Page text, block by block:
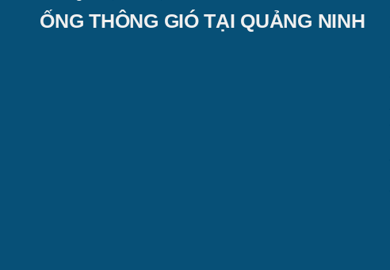
ỐNG THÔNG GIÓ TẠI QUẢNG NINH